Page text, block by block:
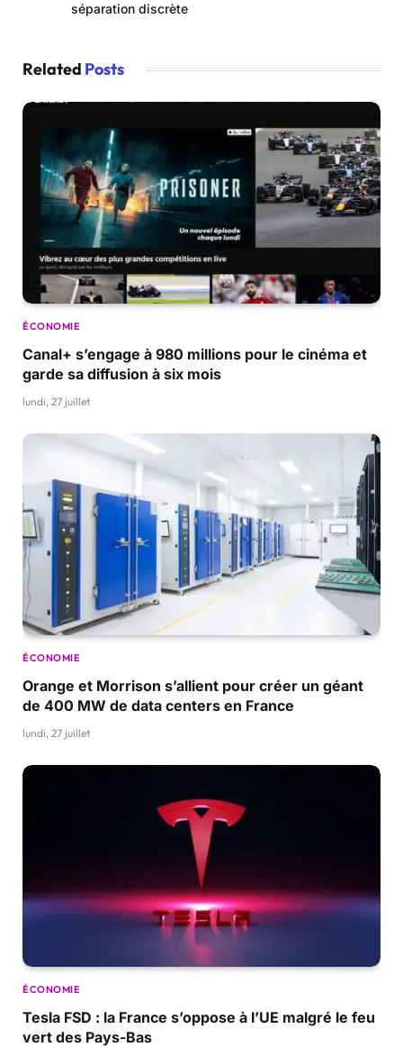
séparation discrète
Related Posts
ÉCONOMIE
Canal+ s’engage à 980 millions pour le cinéma et
garde sa diffusion à six mois
lundi, 27 juillet
ÉCONOMIE
Orange et Morrison s’allient pour créer un géant
de 400 MW de data centers en France
lundi, 27 juillet
ÉCONOMIE
Tesla FSD : la France s’oppose à l’UE malgré le feu
vert des Pays-Bas